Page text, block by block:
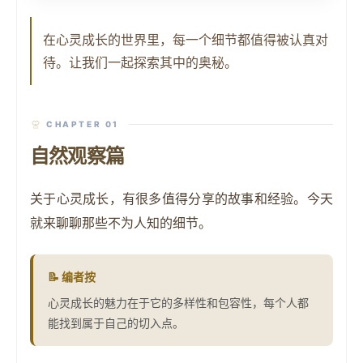
在心灵成长的世界里，每一个细节都值得被认真对
待。让我们一起探索其中的奥秘。
CHAPTER 01
自然观察篇
关于心灵成长，有很多值得分享的故事和经验。今天
就来聊聊那些不为人知的细节。
📝 编者按
心灵成长的魅力在于它的多样性和包容性，每个人都
能找到属于自己的切入点。